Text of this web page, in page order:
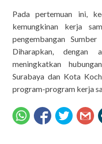
Pada pertemuan ini,
kemungkinan kerja
pengembangan
Diharapkan, dengan
meningkatkan
Surabaya dan Kota
program-program kerja